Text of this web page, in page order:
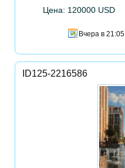
Цена: 120000 USD
Вчера в 21:05
ID125-2216586